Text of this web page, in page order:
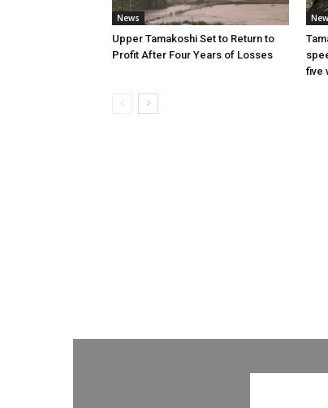
News
Upper Tamakoshi Set to Return to
Profit After Four Years of Losses
five